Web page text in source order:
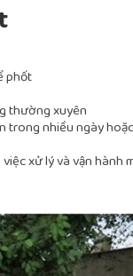
phốt
thường xuyên
nhiều ngày
xử lý và vận hành